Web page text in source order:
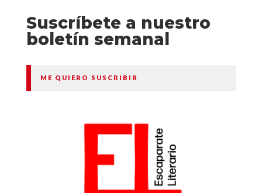
Suscríbete a nuestro
boletín semanal
ME QUIERO SUSCRIBIR